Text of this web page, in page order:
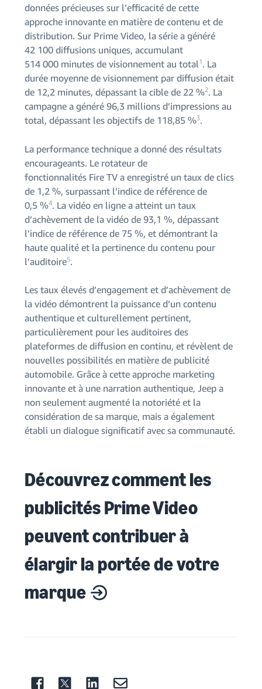
données précieuses sur l’efficacité de cette
approche innovante en matière de contenu et de
distribution. Sur Prime Video, la série a généré
42 100 diffusions uniques, accumulant
514 000 minutes de visionnement au total1. La
durée moyenne de visionnement par diffusion était
de 12,2 minutes, dépassant la cible de 22 %2. La
campagne a généré 96,3 millions d’impressions au
total, dépassant les objectifs de 118,85 %3.
La performance technique a donné des résultats
encourageants. Le rotateur de
fonctionnalités Fire TV a enregistré un taux de clics
de 1,2 %, surpassant l’indice de référence de
0,5 %4. La vidéo en ligne a atteint un taux
d’achèvement de la vidéo de 93,1 %, dépassant
l’indice de référence de 75 %, et démontrant la
haute qualité et la pertinence du contenu pour
l’auditoire5.
Les taux élevés d’engagement et d’achèvement de
la vidéo démontrent la puissance d’un contenu
authentique et culturellement pertinent,
particulièrement pour les auditoires des
plateformes de diffusion en continu, et révèlent de
nouvelles possibilités en matière de publicité
automobile. Grâce à cette approche marketing
innovante et à une narration authentique, Jeep a
non seulement augmenté la notoriété et la
considération de sa marque, mais a également
établi un dialogue significatif avec sa communauté.
Découvrez comment les
publicités Prime Video
peuvent contribuer à
élargir la portée de votre
marque